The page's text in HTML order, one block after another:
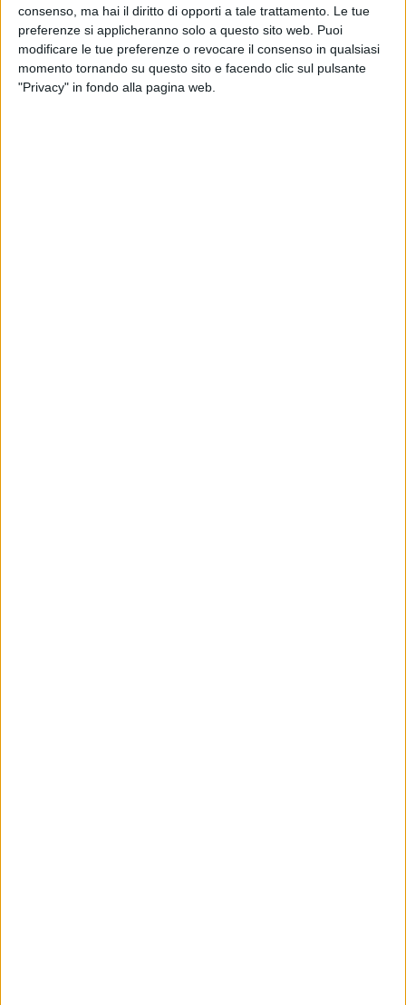
consenso, ma hai il diritto di opporti a tale trattamento. Le tue
preferenze si applicheranno solo a questo sito web. Puoi
modificare le tue preferenze o revocare il consenso in qualsiasi
momento tornando su questo sito e facendo clic sul pulsante
"Privacy" in fondo alla pagina web.
Commissariato di Polizia di Stato., intervenuto presso il
centro commerciale Ipercoop di Via Trani, ha arrestato un
65enne barlettano responsabile di rapina impropria e lesioni
personali in danno di una Guardia Giurata in servizio presso
il suddetto Centro Commerciale.